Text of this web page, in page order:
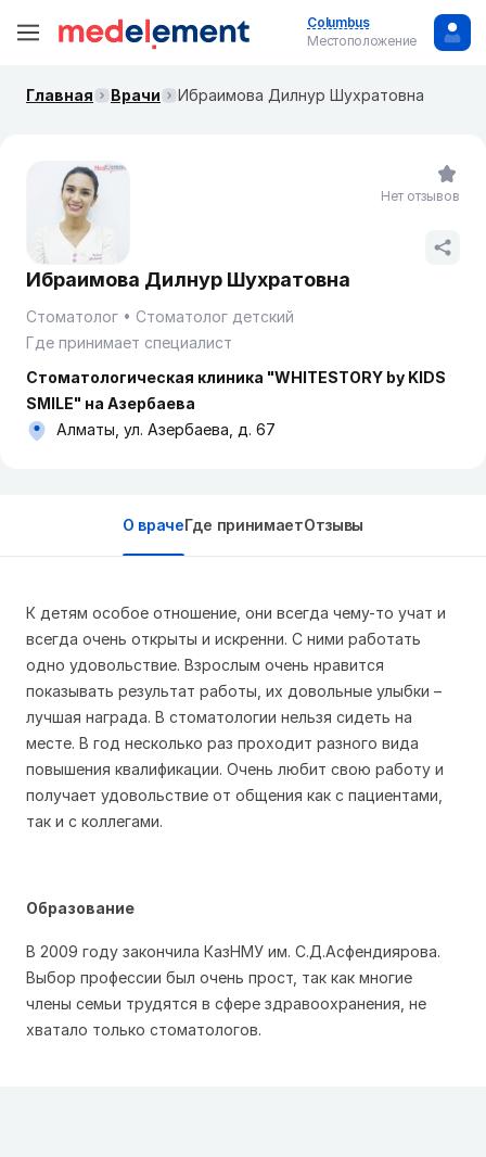
Columbus
Местоположение
Главная Врачи Ибраимова Дилнур Шухратовна
Ибраимова Дилнур Шухратовна
Стоматолог
Стоматолог детский
Где принимает специалист
Стоматологическая клиника "WHITESTORY by KIDS
SMILE" на Азербаева
Алматы, ул. Азербаева, д. 67
Нет отзывов
О врачеГде принимаетОтзывы
К детям особое отношение, они всегда чему-то учат и
всегда очень открыты и искренни. С ними работать
одно удовольствие. Взрослым очень нравится
показывать результат работы, их довольные улыбки –
лучшая награда. В стоматологии нельзя сидеть на
месте. В год несколько раз проходит разного вида
повышения квалификации. Очень любит свою работу и
получает удовольствие от общения как с пациентами,
так и с коллегами.
Образование
В 2009 году закончила КазНМУ им. С.Д.Асфендиярова.
Выбор профессии был очень прост, так как многие
члены семьи трудятся в сфере здравоохранения, не
хватало только стоматологов.